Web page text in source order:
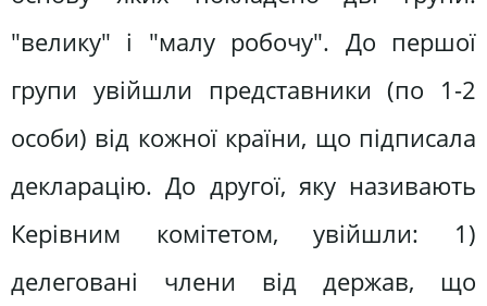
"велику" і "малу робочу". До першої
групи увійшли представники (по 1-2
особи) від кожної країни, що підписала
декларацію. До другої, яку називають
Керівним комітетом, увійшли: 1)
делеговані члени від держав, що